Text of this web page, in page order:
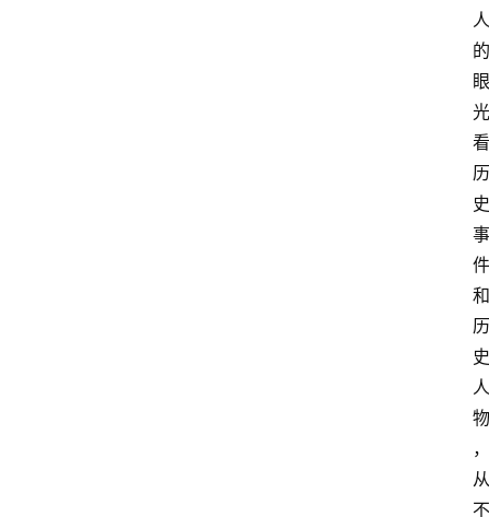
人
的
眼
光
看
历
史
事
件
和
历
史
人
物
，
从
不